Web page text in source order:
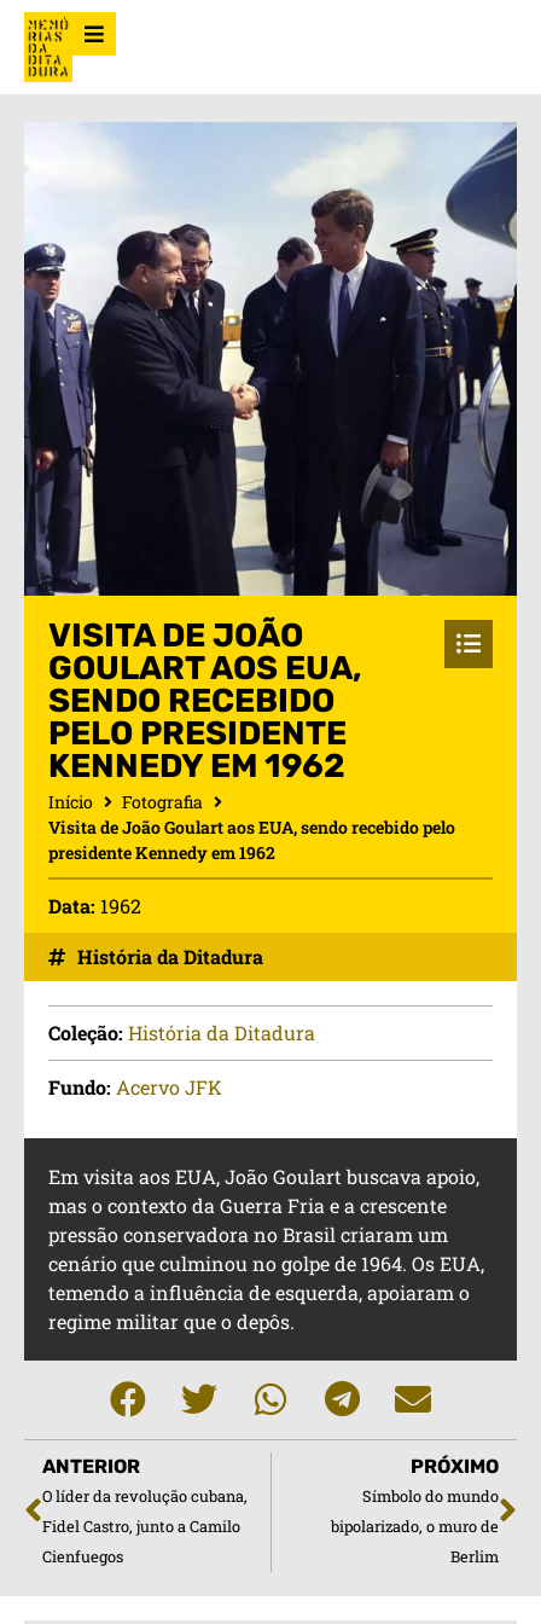
VISITA DE JOÃO
GOULART AOS EUA,
SENDO RECEBIDO
PELO PRESIDENTE
KENNEDY EM 1962
Início
Fotografia
Visita de João Goulart aos EUA, sendo recebido pelo
presidente Kennedy em 1962
Data: 1962
História da Ditadura
Coleção: História da Ditadura
Fundo: Acervo JFK
Em visita aos EUA, João Goulart buscava apoio,
mas o contexto da Guerra Fria e a crescente
pressão conservadora no Brasil criaram um
cenário que culminou no golpe de 1964. Os EUA,
temendo a influência de esquerda, apoiaram o
regime militar que o depôs.
ANTERIOR
O líder da revolução cubana,
Fidel Castro, junto a Camilo
Cienfuegos
PRÓXIMO
Símbolo do mundo
bipolarizado, o muro de
Berlim